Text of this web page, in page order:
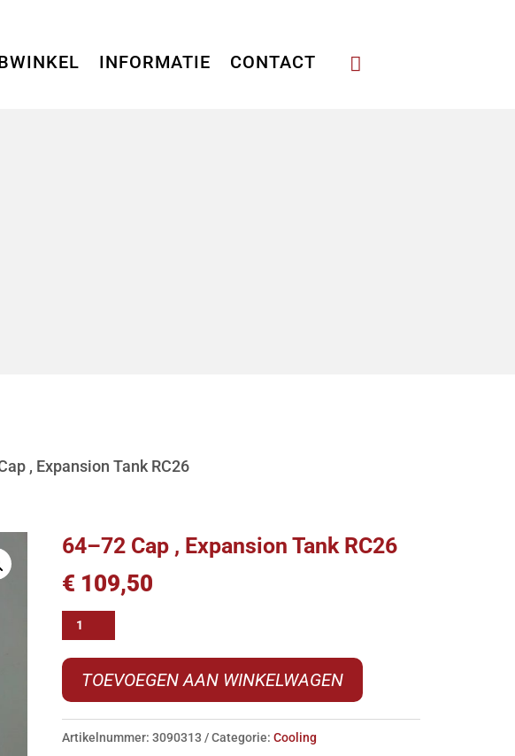
INFORMATIE CONTACT
, Expansion Tank RC26
64–72 Cap , Expansion Tank RC26
€ 109,50
64-
Cap
,
Expansion
Tank
TOEVOEGEN AAN WINKELWAGEN
Artikelnummer: 3090313 Categorie: Cooling